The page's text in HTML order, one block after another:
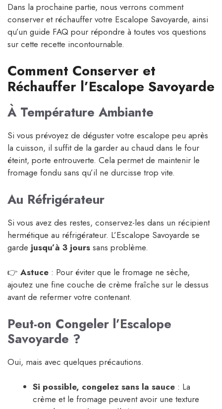
Dans la prochaine partie, nous verrons comment
conserver et réchauffer votre Escalope Savoyarde, ainsi
qu’un guide FAQ pour répondre à toutes vos questions
sur cette recette incontournable.
Comment Conserver et
Réchauffer l’Escalope Savoyarde
À Température Ambiante
Si vous prévoyez de déguster votre escalope peu après
la cuisson, il suffit de la garder au chaud dans le four
éteint, porte entrouverte. Cela permet de maintenir le
fromage fondu sans qu’il ne durcisse trop vite.
Au Réfrigérateur
Si vous avez des restes, conservez-les dans un récipient
hermétique au réfrigérateur. L’Escalope Savoyarde se
garde jusqu’à 3 jours sans problème.
👉 Astuce : Pour éviter que le fromage ne sèche,
ajoutez une fine couche de crème fraîche sur le dessus
avant de refermer votre contenant.
Peut-on Congeler l’Escalope
Savoyarde ?
Oui, mais avec quelques précautions.
Si possible, congelez sans la sauce : La
crème et le fromage peuvent avoir une texture